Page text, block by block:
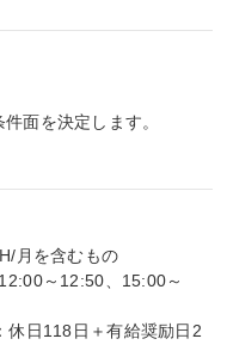
面を決定します。
月を含むもの
～12:50、15:00～
休日118日＋有給奨励日2